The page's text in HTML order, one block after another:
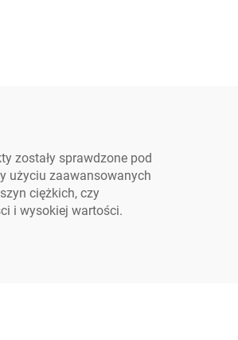
zostały sprawdzone pod
użyciu zaawansowanych
ciężkich, czy
i wysokiej wartości.